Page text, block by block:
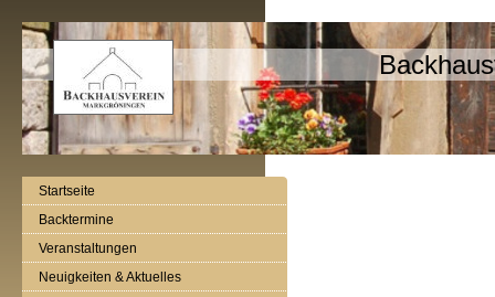
Startseite
Backtermine
Veranstaltungen
Neuigkeiten & Aktuelles